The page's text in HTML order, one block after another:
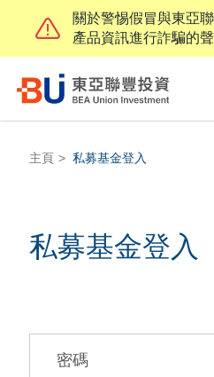
EN
投資才能
主頁 私募基金登入
私募基金登入
關於警惕假冒與東亞
產品資訊進行詐騙的聲